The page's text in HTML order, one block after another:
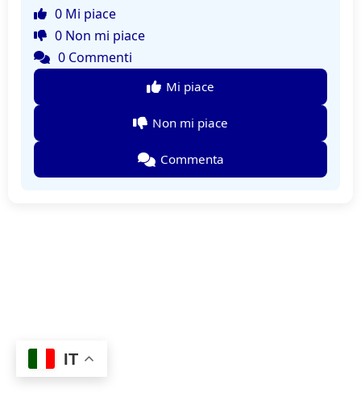
IT
0 Mi piace
0 Non mi piace
0 Commenti
Mi piace
Non mi piace
Commenta